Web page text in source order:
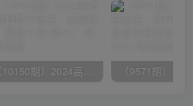
（10150期）2024高考项目野路子玩法，无限裂变，最高一天1W＋！